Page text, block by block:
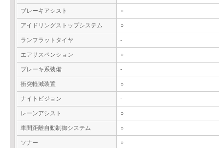
ブレーキアシスト ○
アイドリングストップシステム ○
ランフラットタイヤ -
エアサスペンション ○
ブレーキ系装備 -
衝突軽減装置 ○
ナイトビジョン -
レーンアシスト ○
車間距離自動制御システム ○
ソナー ○